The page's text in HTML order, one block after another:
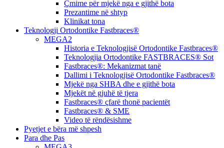
Çmime për mjekë nga e gjithë bota
Prezantime në shtyp
Klinikat tona
Teknologji Ortodontike Fastbraces®
MEGA2
Historia e Teknologjisë Ortodontike Fastbraces®
Teknologjia Ortodontike FASTBRACES® Sot
Fastbraces®: Mekanizmat tanë
Dallimi i Teknologjisë Ortodontike Fastbraces®
Mjekë nga SHBA dhe e gjithë bota
Mjekët në gjuhë të tjera
Fastbraces® çfarë thonë pacientët
Fastbraces® & SME
Video të rëndësishme
Pyetjet e bëra më shpesh
Para dhe Pas